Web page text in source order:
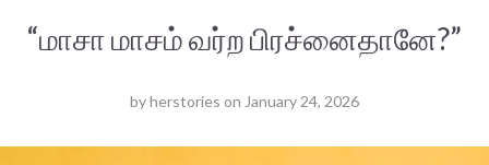
“மாசா மாசம் வர்ற பிரச்னைதானே?”
byherstories on January 24, 2026